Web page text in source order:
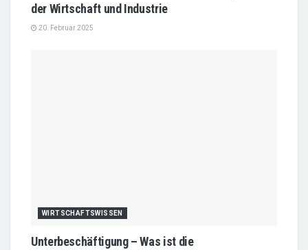
der Wirtschaft und Industrie
20. Februar 2025
WIRTSCHAFTSWISSEN
Unterbeschäftigung – Was ist die